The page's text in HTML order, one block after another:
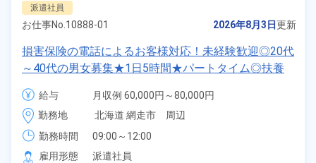
正社員 ※無期雇用派遣
期間従業員
こだわり 選択してください
タグ 選択してください
派遣社員
お仕事No. 10888-01 2026年8月3日更新
損害保険の電話によるお客様対応！未経験歓迎◎20代
～40代の男女募集★1日5時間★パートタイム◎扶養
控除内での勤務可☆日払い制度あり！正社員登用制度
あり★無料の駐車場完備◎交通費支給★《北海道網走
市》
給与
月収例 60,000円～80,000円
時給 1,231円～1,231円
勤務地
北海道 網走市　周辺
勤務時間
09:00～12:00
雇用形態
派遣社員